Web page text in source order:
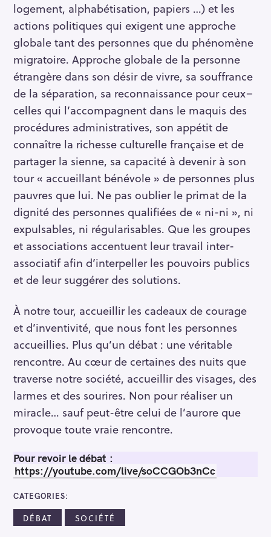
logement, alphabétisation, papiers …) et les
actions politiques qui exigent une approche
globale tant des personnes que du phénomène
migratoire. Approche globale de la personne
étrangère dans son désir de vivre, sa souffrance
de la séparation, sa reconnaissance pour ceux–
celles qui l’accompagnent dans le maquis des
procédures administratives, son appétit de
connaître la richesse culturelle française et de
partager la sienne, sa capacité à devenir à son
tour « accueillant bénévole » de personnes plus
pauvres que lui. Ne pas oublier le primat de la
dignité des personnes qualifiées de « ni-ni », ni
expulsables, ni régularisables. Que les groupes
et associations accentuent leur travail inter-
associatif afin d’interpeller les pouvoirs publics
et de leur suggérer des solutions.
À notre tour, accueillir les cadeaux de courage
et d’inventivité, que nous font les personnes
accueillies. Plus qu’un débat : une véritable
rencontre. Au cœur de certaines des nuits que
traverse notre société, accueillir des visages, des
larmes et des sourires. Non pour réaliser un
miracle… sauf peut-être celui de l’aurore que
provoque toute vraie rencontre.
Pour revoir le débat :
https://youtube.com/live/soCCGOb3nCc
CATEGORIES
DÉBAT SOCIÉTÉ